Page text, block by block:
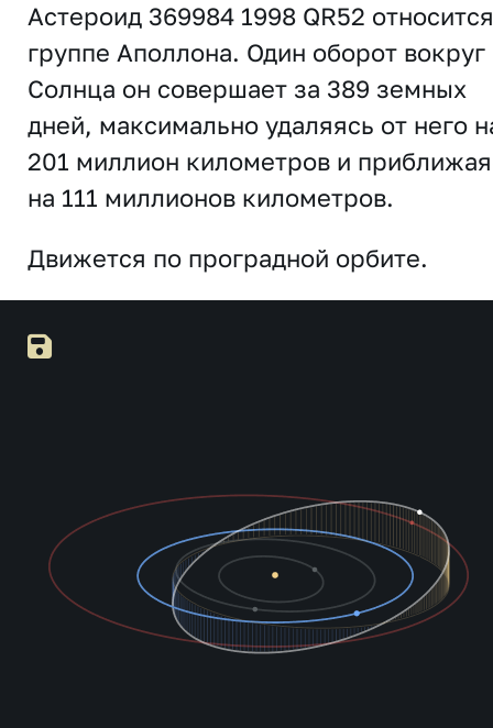
Астероид 369984 1998 QR52
группе Аполлона. Один оборот вокруг
Солнца он совершает за 389 земных
дней, максимально удаляясь от него
201 миллион километров и
на 111 миллионов километров.
Движется по проградной орбите.